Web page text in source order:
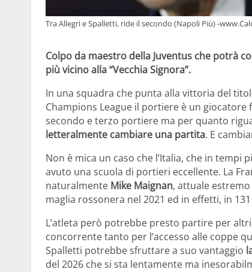
Tra Allegri e Spalletti, ride il secondo (Napoli Più) -
Colpo da maestro della Juventus che potrà
più vicino alla “Vecchia Signora”.
In una squadra che punta alla vittoria del
Champions League il portiere è un
secondo e terzo portiere ma per quanto
letteralmente cambiare una partita. E
Non è mica un caso che l’Italia, che in
avuto una scuola di portieri eccellente. La
naturalmente Mike Maignan, attuale
maglia rossonera nel 2021 ed in effetti, in
L’atleta però potrebbe presto partire per
concorrente tanto per l’accesso alle coppe
Spalletti potrebbe sfruttare a suo vantaggio
del 2026 che si sta lentamente ma